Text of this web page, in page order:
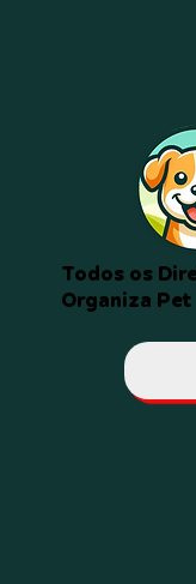
Todos os
Organiza Pet